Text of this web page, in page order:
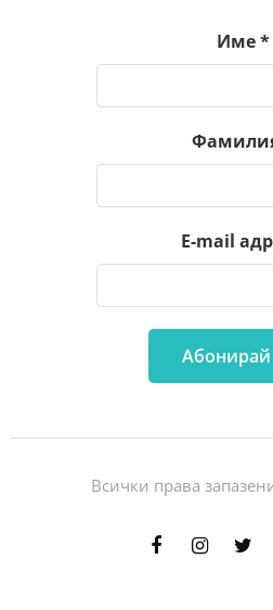
Име*
E-mail
Всички права